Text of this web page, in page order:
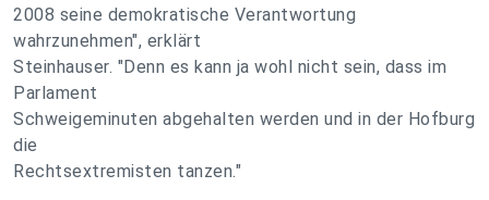
2008 seine demokratische Verantwortung
wahrzunehmen", erklärt
Steinhauser. "Denn es kann ja wohl nicht sein, dass im
Parlament
Schweigeminuten abgehalten werden und in der Hofburg
die
Rechtsextremisten tanzen."